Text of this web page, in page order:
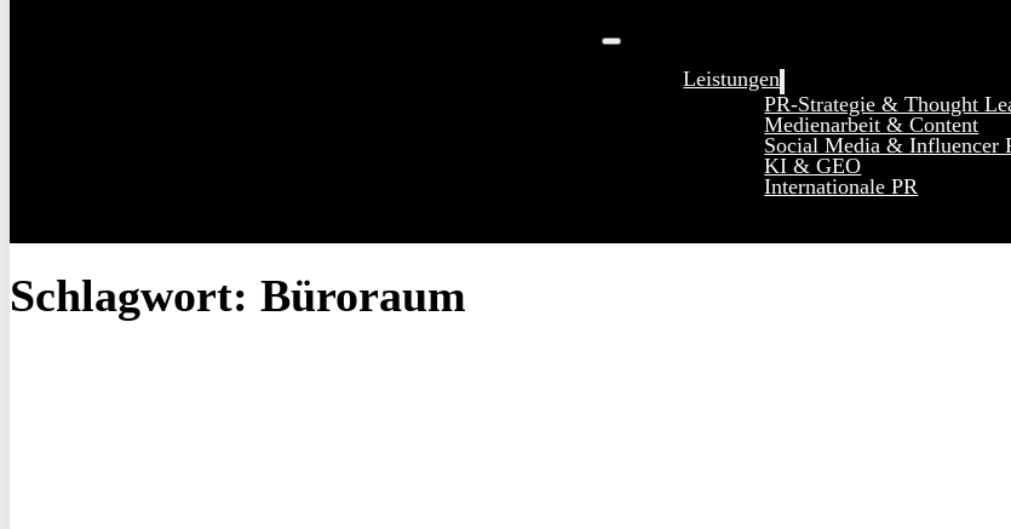
Leistungen
PR-Strategie & Thought
Medienarbeit & Content
Social Media & Influencer
KI & GEO
Internationale PR
Schlagwort: Büroraum